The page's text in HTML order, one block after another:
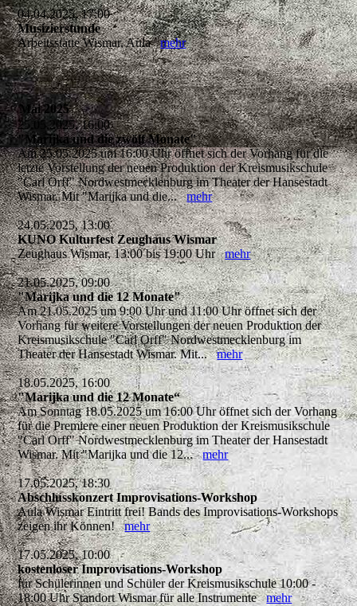
04.04.2025, 17:00
Musizierstunde
Arbeitsstätte Wismar, Aulamehr
Mai 2025
25.05.2025, 16:00
"Marijka und die zwölf Monate"
Am 25.05.2025 um 16:00 Uhr öffnet sich der Vorhang für die
letzte Vorstellung der neuen Produktion der Kreismusikschule
"Carl Orff" Nordwestmecklenburg im Theater der Hansestadt
Wismar. Mit "Marijka und die...mehr
24.05.2025, 13:00
KUNO Kulturfest Zeughaus Wismar
Zeughaus Wismar, 13:00 bis 19:00 Uhrmehr
21.05.2025, 09:00
"Marijka und die 12 Monate"
Am 21.05.2025 um 9:00 Uhr und 11:00 Uhr öffnet sich der
Vorhang für weitere Vorstellungen der neuen Produktion der
Kreismusikschule "Carl Orff" Nordwestmecklenburg im
Theater der Hansestadt Wismar. Mit...mehr
18.05.2025, 16:00
"Marijka und die 12 Monate“
Am Sonntag 18.05.2025 um 16:00 Uhr öffnet sich der Vorhang
für die Premiere einer neuen Produktion der Kreismusikschule
"Carl Orff" Nordwestmecklenburg im Theater der Hansestadt
Wismar. Mit "Marijka und die 12...mehr
17.05.2025, 18:30
Abschlusskonzert Improvisations-Workshop
Aula Wismar Eintritt frei! Bands des Improvisations-Workshops
zeigen ihr Können!mehr
17.05.2025, 10:00
kostenloser Improvisations-Workshop
für Schülerinnen und Schüler der Kreismusikschule 10:00 -
18:00 Uhr Standort Wismar für alle Instrumentemehr